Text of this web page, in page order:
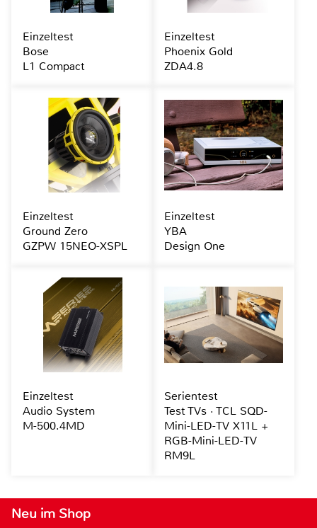
Neu im Shop
Einzeltest
Bose
L1 Compact
Einzeltest
Phoenix Gold
ZDA4.8
Einzeltest
Ground Zero
GZPW 15NEO-XSPL
Einzeltest
YBA
Design One
Einzeltest
Audio System
M-500.4MD
Serientest
Test TVs · TCL SQD-
Mini-LED-TV X11L +
RGB-Mini-LED-TV
RM9L